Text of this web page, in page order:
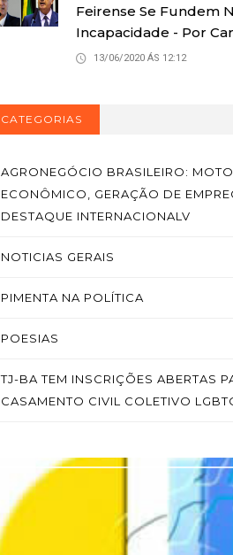
Feirense Se Fundem
Incapacidade - Por
13/06/2020 ÁS 12:12
CATEGORIAS
AGRONEGÓCIO BRASILEIRO:
ECONÔMICO, GERAÇÃO DE
DESTAQUE INTERNACIONALV
NOTICIAS GERAIS
PIMENTA NA POLÍTICA
POESIAS
TJ-BA TEM INSCRIÇÕES ABERTAS
CASAMENTO CIVIL COLETIVO